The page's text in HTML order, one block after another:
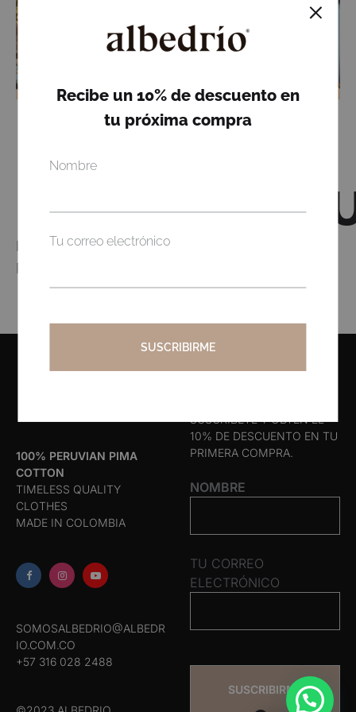
STREETSTYLE
NOTHING
It seems we can’t find what you’re looking for.
Perhaps searching can help.
Search
100% PERUVIAN PIMA
COTTON
TIMELESS QUALITY
CLOTHES
MADE IN COLOMBIA
SOMOSALBEDRIO@ALBEDR
IO.COM.CO
+57 316 028 2488
SUSCRÍBETE Y OBTÉN EL
10% DE DESCUENTO EN TU
PRIMERA COMPRA.
NOMBRE
TU CORREO
ELECTRÓNICO
Recibe un 10% de descuento en
tu próxima compra
Nombre
Tu correo electrónico